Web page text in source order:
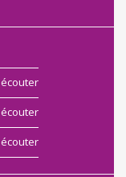
écouter
écouter
écouter